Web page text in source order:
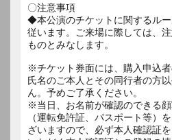
〇注意事項
◆本公演のチケットに関するル
従います。ご来場に際しては、
ものとみなします。
※チケット券面には、購入申込
氏名のご本人とその同行者の方
ん。予めご了承ください。
※当日、お名前が確認のできる
（運転免許証、パスポート等）
ざいますので、必ず本人確認証